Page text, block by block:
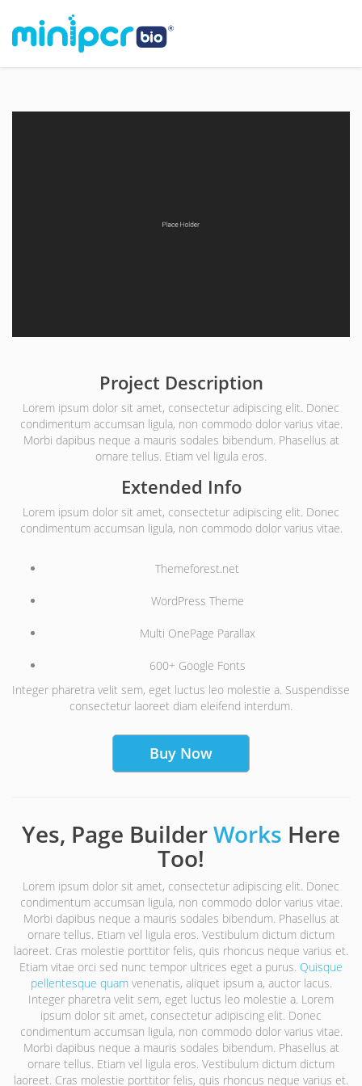
Project Description
Lorem ipsum dolor sit amet, consectetur adipiscing elit. Donec
condimentum accumsan ligula, non commodo dolor varius vitae.
Morbi dapibus neque a mauris sodales bibendum. Phasellus at
ornare tellus. Etiam vel ligula eros.
Extended Info
Lorem ipsum dolor sit amet, consectetur adipiscing elit. Donec
condimentum accumsan ligula, non commodo dolor varius vitae.
Themeforest.net
WordPress Theme
Multi OnePage Parallax
600+ Google Fonts
Integer pharetra velit sem, eget luctus leo molestie a. Suspendisse
consectetur laoreet diam eleifend interdum.
Buy Now
Yes, Page BuilderWorks Here
Too!
Lorem ipsum dolor sit amet, consectetur adipiscing elit. Donec
condimentum accumsan ligula, non commodo dolor varius vitae.
Morbi dapibus neque a mauris sodales bibendum. Phasellus at
ornare tellus. Etiam vel ligula eros. Vestibulum dictum dictum
laoreet. Cras molestie porttitor felis, quis rhoncus neque varius et.
Etiam vitae orci sed nunc tempor ultrices eget a purus. Quisque
pellentesque quamvenenatis, aliquet ipsum a, auctor lacus.
Integer pharetra velit sem, eget luctus leo molestie a. Lorem
ipsum dolor sit amet, consectetur adipiscing elit. Donec
condimentum accumsan ligula, non commodo dolor varius vitae.
Morbi dapibus neque a mauris sodales bibendum. Phasellus at
ornare tellus. Etiam vel ligula eros. Vestibulum dictum dictum
laoreet. Cras molestie porttitor felis, quis rhoncus neque varius et.